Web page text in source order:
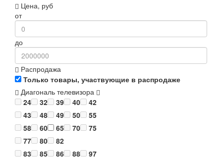
Цена, руб
от
до
Распродажа
Только товары, участвующие в распродаже
Диагональ телевизора
24
32 39 40
42
43
48 49 50
55
58
60 65 70
75
77
80
82
83
85 86 88
97